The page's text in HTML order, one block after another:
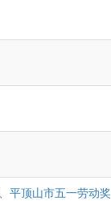
平顶山市五一劳动奖